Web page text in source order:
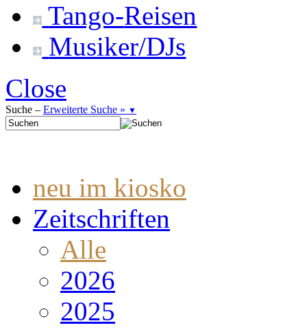
Tango-Reisen
Musiker/DJs
Close
Suche – Erweiterte Suche » ▼
neu im kiosko
Zeitschriften
Alle
2026
2025